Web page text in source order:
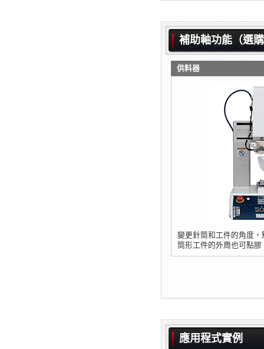
補助軸功能（選
供料器
變更針筒和工件的角度，
筒形工件的外周也可點膠
應用程式實例